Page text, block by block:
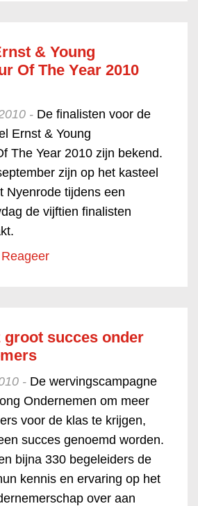
& Young
Of The Year 2010
- De finalisten voor de
Ernst & Young
The Year 2010 zijn bekend.
zijn op het kasteel
Nyenrode tijdens een
de vijftien finalisten
Reageer
groot succes onder
- De wervingscampagne
Ondernemen om meer
voor de klas te krijgen,
succes genoemd worden.
bijna 330 begeleiders de
kennis en ervaring op het
over aan